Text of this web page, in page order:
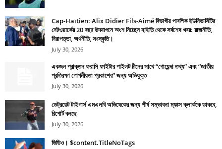
Cap-Haïtien: Alix Didier Fils-Aimé বিভাগীয় পাবলিক ইউনিভার্সিটির
নেটওয়ার্কের 20 বছর উদযাপনে অংশ নিচ্ছেন হাইতি থেকে সর্বশেষ খবর: রাজনীতি,
নিরাপত্তা, অর্থনীতি, সংস্কৃতি।
July 30, 2026
একজন প্রাক্তন ফরাসি ফাইটার পাইলট চীনের সাথে “গোয়েন্দা তথ্য” এবং “জাতীয়
প্রতিরক্ষা গোপনীয়তা প্রকাশের” জন্য অভিযুক্ত
July 30, 2026
ডেট্রয়েট টাইগার্স এমএলবি অভিষেকের জন্য শীর্ষ সম্ভাবনা ম্যাক্স ক্লার্ককে ডাকবে,
রিপোর্ট বলছে
July 30, 2026
ভিডিও। $content.TitleNoTags